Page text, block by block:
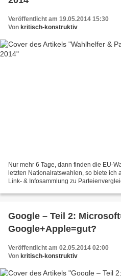
Veröffentlicht am 19.05.2014 15:30
Von kritisch-konstruktiv
Nur mehr 6 Tage, dann finden die EU-
letzten Nationalratswahlen, so biete ich
Link- & Infosammlung zu
Google – Teil 2:
Google+Apple=gut?
Veröffentlicht am 02.05.2014 02:00
Von kritisch-konstruktiv